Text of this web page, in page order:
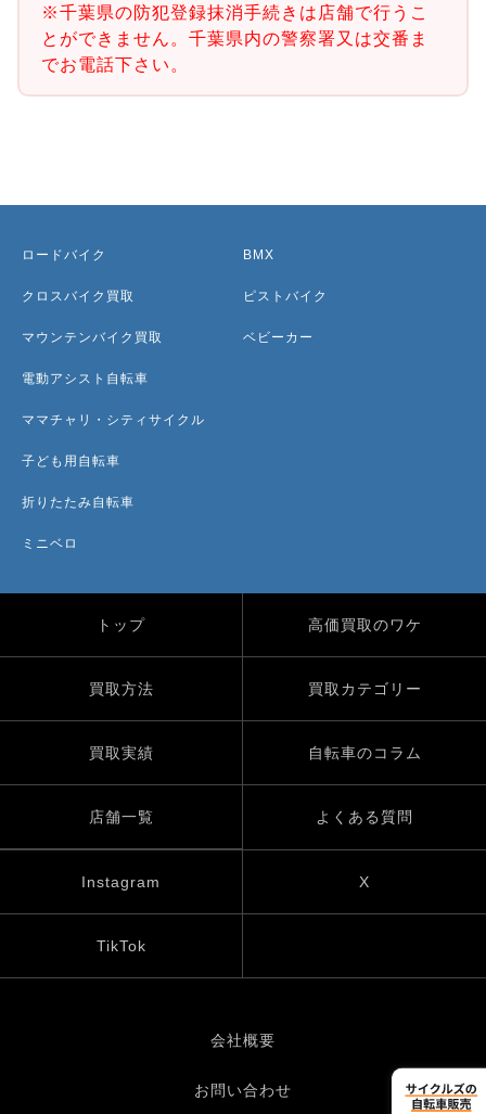
※千葉県の防犯登録抹消手続きは店舗で行うこ
とができません。千葉県内の警察署又は交番ま
でお電話下さい。
ロードバイク
クロスバイク買取
マウンテンバイク買取
電動アシスト自転車
ママチャリ・シティサイクル
子ども用自転車
折りたたみ自転車
ミニベロ
BMX
ピストバイク
ベビーカー
トップ 高価買取のワケ
買取方法 買取カテゴリー
買取実績 自転車のコラム
店舗一覧 よくある質問
Instagram X
TikTok
会社概要
お問い合わせ